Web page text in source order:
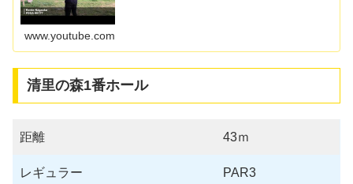
www.youtube.com
清里の森1番ホール
距離 43ｍ
レギュラー PAR3